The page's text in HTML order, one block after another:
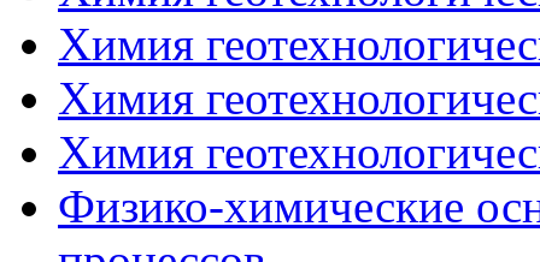
Химия
Химия
Химия
Физико-химические